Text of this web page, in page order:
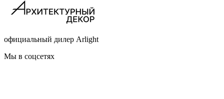
официальный дилер Arlight
Мы в соцсетях